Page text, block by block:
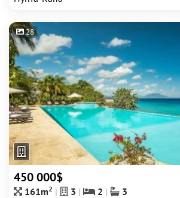
28
450 000$
161m2 3 2
3